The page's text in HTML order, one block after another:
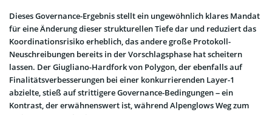
Dieses Governance-Ergebnis stellt ein ungewöhnlich klares Mandat
für eine Änderung dieser strukturellen Tiefe dar und reduziert das
Koordinationsrisiko erheblich, das andere große Protokoll-
Neuschreibungen bereits in der Vorschlagsphase hat scheitern
lassen. Der Giugliano-Hardfork von Polygon, der ebenfalls auf
Finalitätsverbesserungen bei einer konkurrierenden Layer-1
abzielte, stieß auf strittigere Governance-Bedingungen – ein
Kontrast, der erwähnenswert ist, während Alpenglows Weg zum